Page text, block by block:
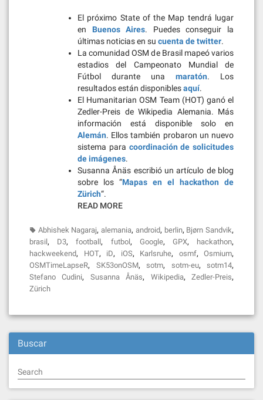
El próximo State of the Map tendrá lugar
en Buenos Aires. Puedes conseguir la
últimas noticias en su cuenta de twitter.
La comunidad OSM de Brasil mapeó varios
estadios del Campeonato Mundial de
Fútbol durante una maratón. Los
resultados están disponiblesaquí.
El Humanitarian OSM Team (HOT) ganó el
Zedler-Preis de Wikipedia Alemania. Más
información está disponible solo en
Alemán. Ellos también probaron un nuevo
sistema para coordinación de solicitudes
de imágenes.
Susanna Ånäs escribió un artículo de blog
sobre los “Mapas en el hackathon de
Zürich“.
READ MORE
Abhishek Nagaraj,alemania, android, berlin, Bjørn Sandvik,
brasil, D3,football, futbol, Google, GPX, hackathon,
hackweekend, HOT, iD, iOS, Karlsruhe, osmf, Osmium,
OSMTimeLapseR, SK53onOSM, sotm, sotm-eu, sotm14,
Stefano Cudini, Susanna Ånäs, Wikipedia,Zedler-Preis,
Zürich
Buscar
Search